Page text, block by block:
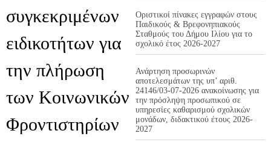
συγκεκριμένων
ειδικοτήτων για
την πλήρωση
των Κοινωνικών
Φροντιστηρίων
Οριστικοί πίνακες εγγραφών στους
Παιδικούς & Βρεφονηπιακούς
Σταθμούς του Δήμου Ιλίου για το
σχολικό έτος 2026-2027
Ανάρτηση προσωρινών
αποτελεσμάτων της υπ’ αριθ.
24146/03-07-2026 ανακοίνωσης για
την πρόσληψη προσωπικού σε
υπηρεσίες καθαρισμού σχολικών
μονάδων, διδακτικού έτους 2026-
2027